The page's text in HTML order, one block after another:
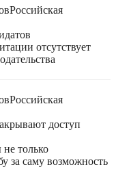
Российская
отсутствует
Российская
доступ
только
за саму возможность